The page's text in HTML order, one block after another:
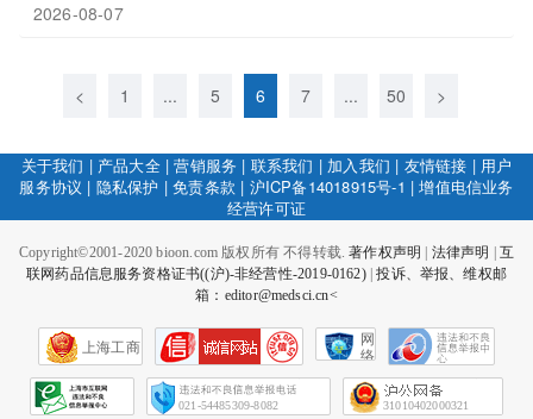
2026-08-07
< 1 ... 5 6 7 ... 50 >
关于我们 | 产品大全|营销服务 | 联系我们 | 加入我们 | 友情链接 | 用户
服务协议 | 隐私保护 |免责条款 | 沪ICP备14018915号-1 |增值电信业务
经营许可证
Copyright©2001-2020 bioon.com 版权所有 不得转载.著作权声明 法律声明
互
联网药品信息服务资格证书((沪)-非经营性-2019-0162)|投诉、举报、维权邮
箱：editor@medsci.cn<
上海工商
网
络
会
征
021-54485309-8082 31010402000321